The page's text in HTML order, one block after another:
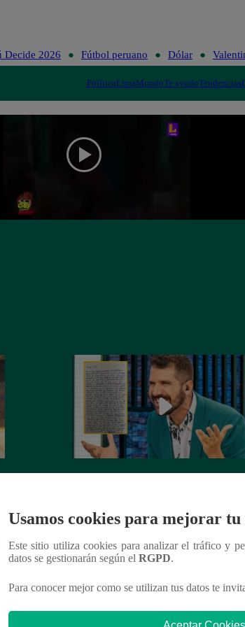
Decide 2026 Fútbol peruano Dólar
PolíticaLimaMundoTe ayudoTendencias
interesar
Usamos cookies para mejorar
Este sitio utiliza cookies para analizar el tráfico y
datos se gestionarán según el RGPD.
Para conocer mejor como se utilizan tus datos te